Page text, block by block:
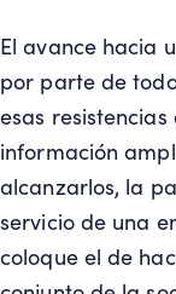
El avance hacia
por parte de
esas
información
alcanzarlos, la
servicio de una
coloque el de